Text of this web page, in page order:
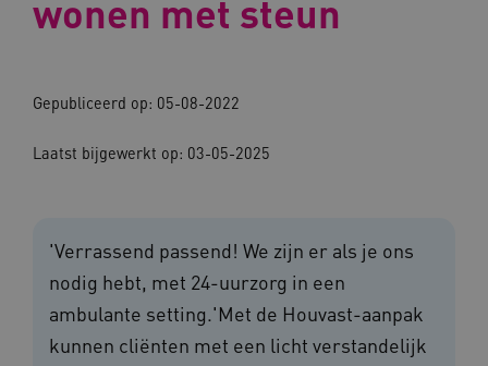
wonen met steun
Gepubliceerd op: 05-08-2022
Laatst bijgewerkt op: 03-05-2025
'Verrassend passend! We zijn er als je ons
nodig hebt, met 24-uurzorg in een
ambulante setting.'Met de Houvast-aanpak
kunnen cliënten met een licht verstandelijk